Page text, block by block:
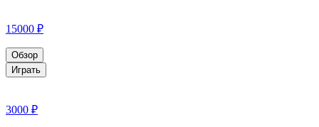
15000 ₽
Обзор
Играть
3000 ₽